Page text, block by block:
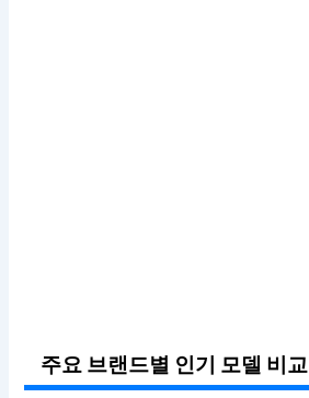
주요 브랜드별 인기 모델 비교